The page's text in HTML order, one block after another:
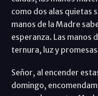
como dos alas quietas
manos de la Madre
esperanza. Las manos
ternura, luz y
Señor, al encender
domingo,